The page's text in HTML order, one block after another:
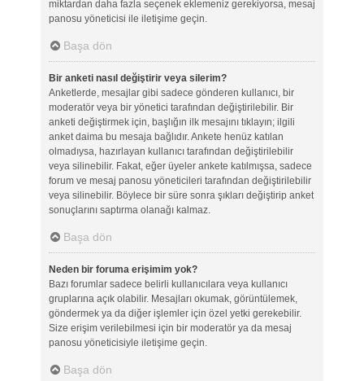
miktardan daha fazla seçenek eklemeniz gerekiyorsa, mesaj
panosu yöneticisi ile iletişime geçin.
Başa dön
Bir anketi nasıl değiştirir veya silerim?
Anketlerde, mesajlar gibi sadece gönderen kullanıcı, bir
moderatör veya bir yönetici tarafından değiştirilebilir. Bir
anketi değiştirmek için, başlığın ilk mesajını tıklayın; ilgili
anket daima bu mesaja bağlıdır. Ankete henüz katılan
olmadıysa, hazırlayan kullanıcı tarafından değiştirilebilir
veya silinebilir. Fakat, eğer üyeler ankete katılmışsa, sadece
forum ve mesaj panosu yöneticileri tarafından değiştirilebilir
veya silinebilir. Böylece bir süre sonra şıkları değiştirip anket
sonuçlarını saptırma olanağı kalmaz.
Başa dön
Neden bir foruma erişimim yok?
Bazı forumlar sadece belirli kullanıcılara veya kullanıcı
gruplarına açık olabilir. Mesajları okumak, görüntülemek,
göndermek ya da diğer işlemler için özel yetki gerekebilir.
Size erişim verilebilmesi için bir moderatör ya da mesaj
panosu yöneticisiyle iletişime geçin.
Başa dön